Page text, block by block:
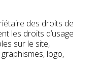
des droits de
les droits d’usage
sur le site,
logo,